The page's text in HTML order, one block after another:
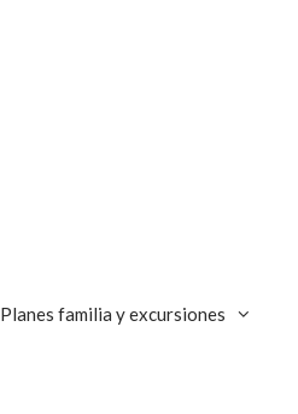
Planes familia y excursiones